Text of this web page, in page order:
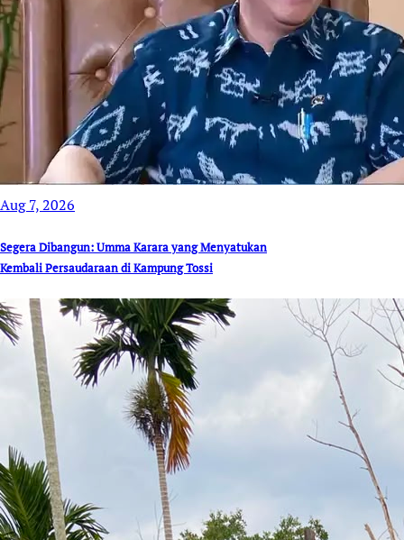
Aug 7, 2026
Segera Dibangun: Umma Karara yang Menyatukan
Kembali Persaudaraan di Kampung Tossi